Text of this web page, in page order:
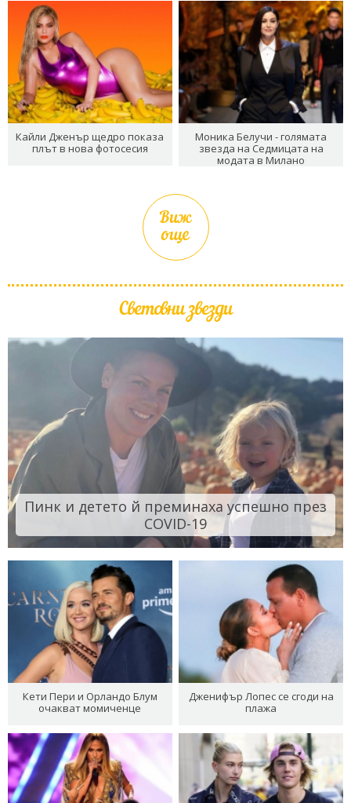
Кайли Дженър щедро показа
плът в нова фотосесия
Моника Белучи - голямата
звезда на Седмицата на
модата в Милано
Виж
още
Световни звезди
Пинк и детето й преминаха успешно през
COVID-19
Кети Пери и Орландо Блум
очакват момиченце
Дженифър Лопес се сгоди на
плажа